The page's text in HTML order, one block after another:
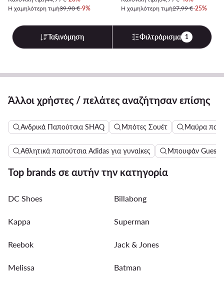
Η χαμηλότερη τιμή39,90 €-9%
Η χαμηλότερη τιμή27,99 €-25%
Ταξινόμηση Φιλτράρισμα 1
Άλλοι χρήστες / πελάτες αναζήτησαν επίσης
Ανδρικά Παπούτσια SHAQ Μπότες Σουέτ Μαύρα
Αθλητικά παπούτσια Adidas για γυναίκες Μπουφάν Guess
Top brands σε αυτήν την κατηγορία
DC Shoes Billabong
Kappa Superman
Reebok Jack & Jones
Melissa Batman